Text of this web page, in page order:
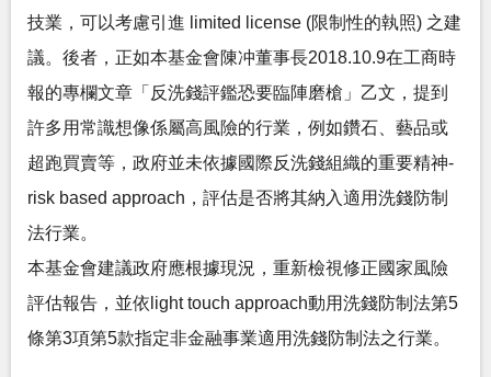
技業，可以考慮引進 limited license (限制性的執照) 之建
議。後者，正如本基金會陳冲董事長2018.10.9在工商時
報的專欄文章「反洗錢評鑑恐要臨陣磨槍」乙文，提到
許多用常識想像係屬高風險的行業，例如鑽石、藝品或
超跑買賣等，政府並未依據國際反洗錢組織的重要精神-
risk based approach，評估是否將其納入適用洗錢防制
法行業。
本基金會建議政府應根據現況，重新檢視修正國家風險
評估報告，並依light touch approach動用洗錢防制法第5
條第3項第5款指定非金融事業適用洗錢防制法之行業。